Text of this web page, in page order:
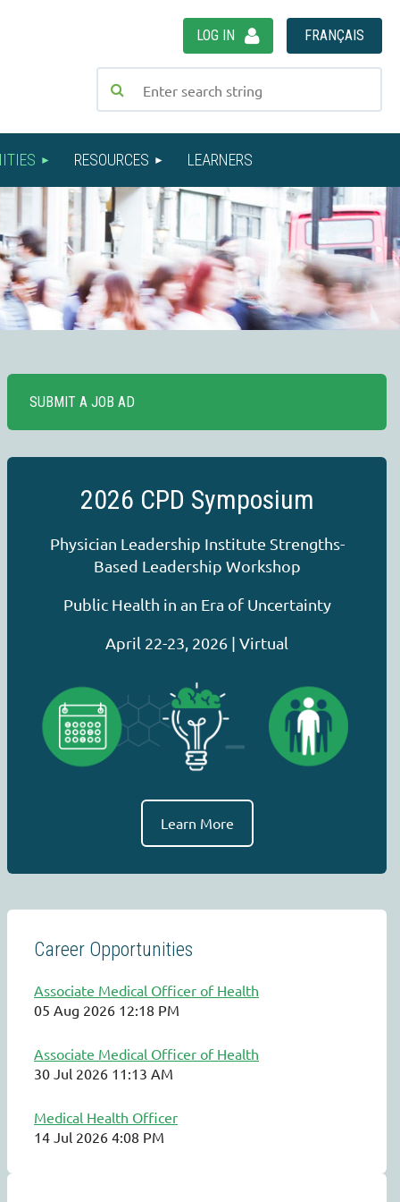
FRANÇAIS
LOG IN
RESOURCES LEARNERS
SUBMIT A JOB AD
2026 CPD Symposium
Physician Leadership Institute Strengths-
Based Leadership Workshop
Public Health in an Era of Uncertainty
April 22-23, 2026 | Virtual
Learn More
Career Opportunities
Associate Medical Officer of Health
05 Aug 2026 12:18 PM
Associate Medical Officer of Health
30 Jul 2026 11:13 AM
Medical Health Officer
14 Jul 2026 4:08 PM